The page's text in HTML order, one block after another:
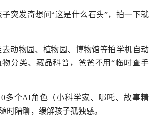
突发奇想问“这是什么石头”，拍一下就
动物园、植物园、博物馆等拍学机自动
分类、藏品科普，爸爸不用“临时查手
多个AI角色（小科学家、哪吒、故事精
时陪聊，缓解孩子孤独感。